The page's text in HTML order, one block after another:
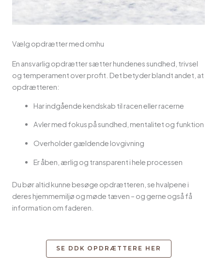
Vælg opdrætter med omhu
En ansvarlig opdrætter sætter hundenes sundhed, trivsel
og temperament over profit. Det betyder blandt andet, at
opdrætteren:
Har indgående kendskab til racen eller racerne
Avler med fokus på sundhed, mentalitet og funktion
Overholder gældende lovgivning
Er åben, ærlig og transparent i hele processen
Du bør altid kunne besøge opdrætteren, se hvalpene i
deres hjemmemiljø og møde tæven – og gerne også få
information om faderen.
SE DDK OPDRÆTTERE HER